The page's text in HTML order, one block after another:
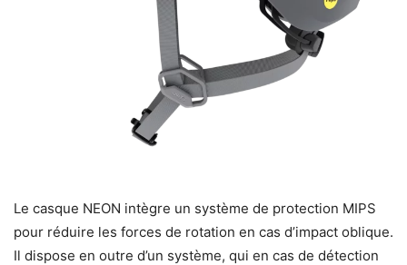
Le casque NEON intègre un système de protection MIPS
pour réduire les forces de rotation en cas d’impact oblique.
Il dispose en outre d’un système, qui en cas de détection